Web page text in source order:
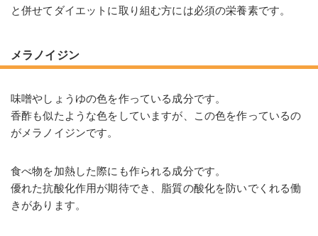
と併せてダイエットに取り組む方には必須の栄養素です。
メラノイジン
味噌やしょうゆの色を作っている成分です。
香酢も似たような色をしていますが、この色を作っているの
がメラノイジンです。
食べ物を加熱した際にも作られる成分です。
優れた抗酸化作用が期待でき、脂質の酸化を防いでくれる働
きがあります。